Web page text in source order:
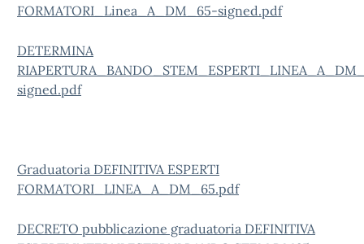
FORMATORI_Linea_A_DM_65-signed.pdf
DETERMINA
signed.pdf
Graduatoria DEFINITIVA ESPERTI
FORMATORI_LINEA_A_DM_65.pdf
DECRETO pubblicazione graduatoria DEFINITIVA